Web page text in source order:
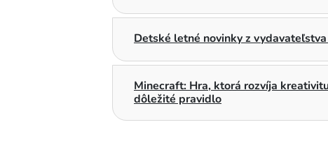
Detské letné novinky z
Minecraft: Hra, ktorá rozvíja
dôležité pravidlo